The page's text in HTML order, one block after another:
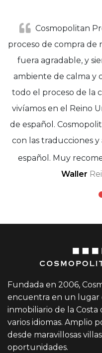
Cosmopolitan
proceso de compra de
fuera agradable, y
ambiente de calma y
todo el proceso de la
vivíamos en el Reino
de español.
con las traducciones
español. Muy
Waller
y Ángel
Michel Rudolf
Fundada en 2006,
encuentra en un lugar
inmobiliario de la Costa
varios idiomas. Amplio
desde maravillosas
oportunidades.